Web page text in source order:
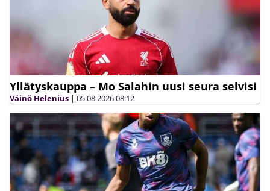
Yllätyskauppa – Mo Salahin uusi seura selvisi
Väinö Helenius | 05.08.202608:12